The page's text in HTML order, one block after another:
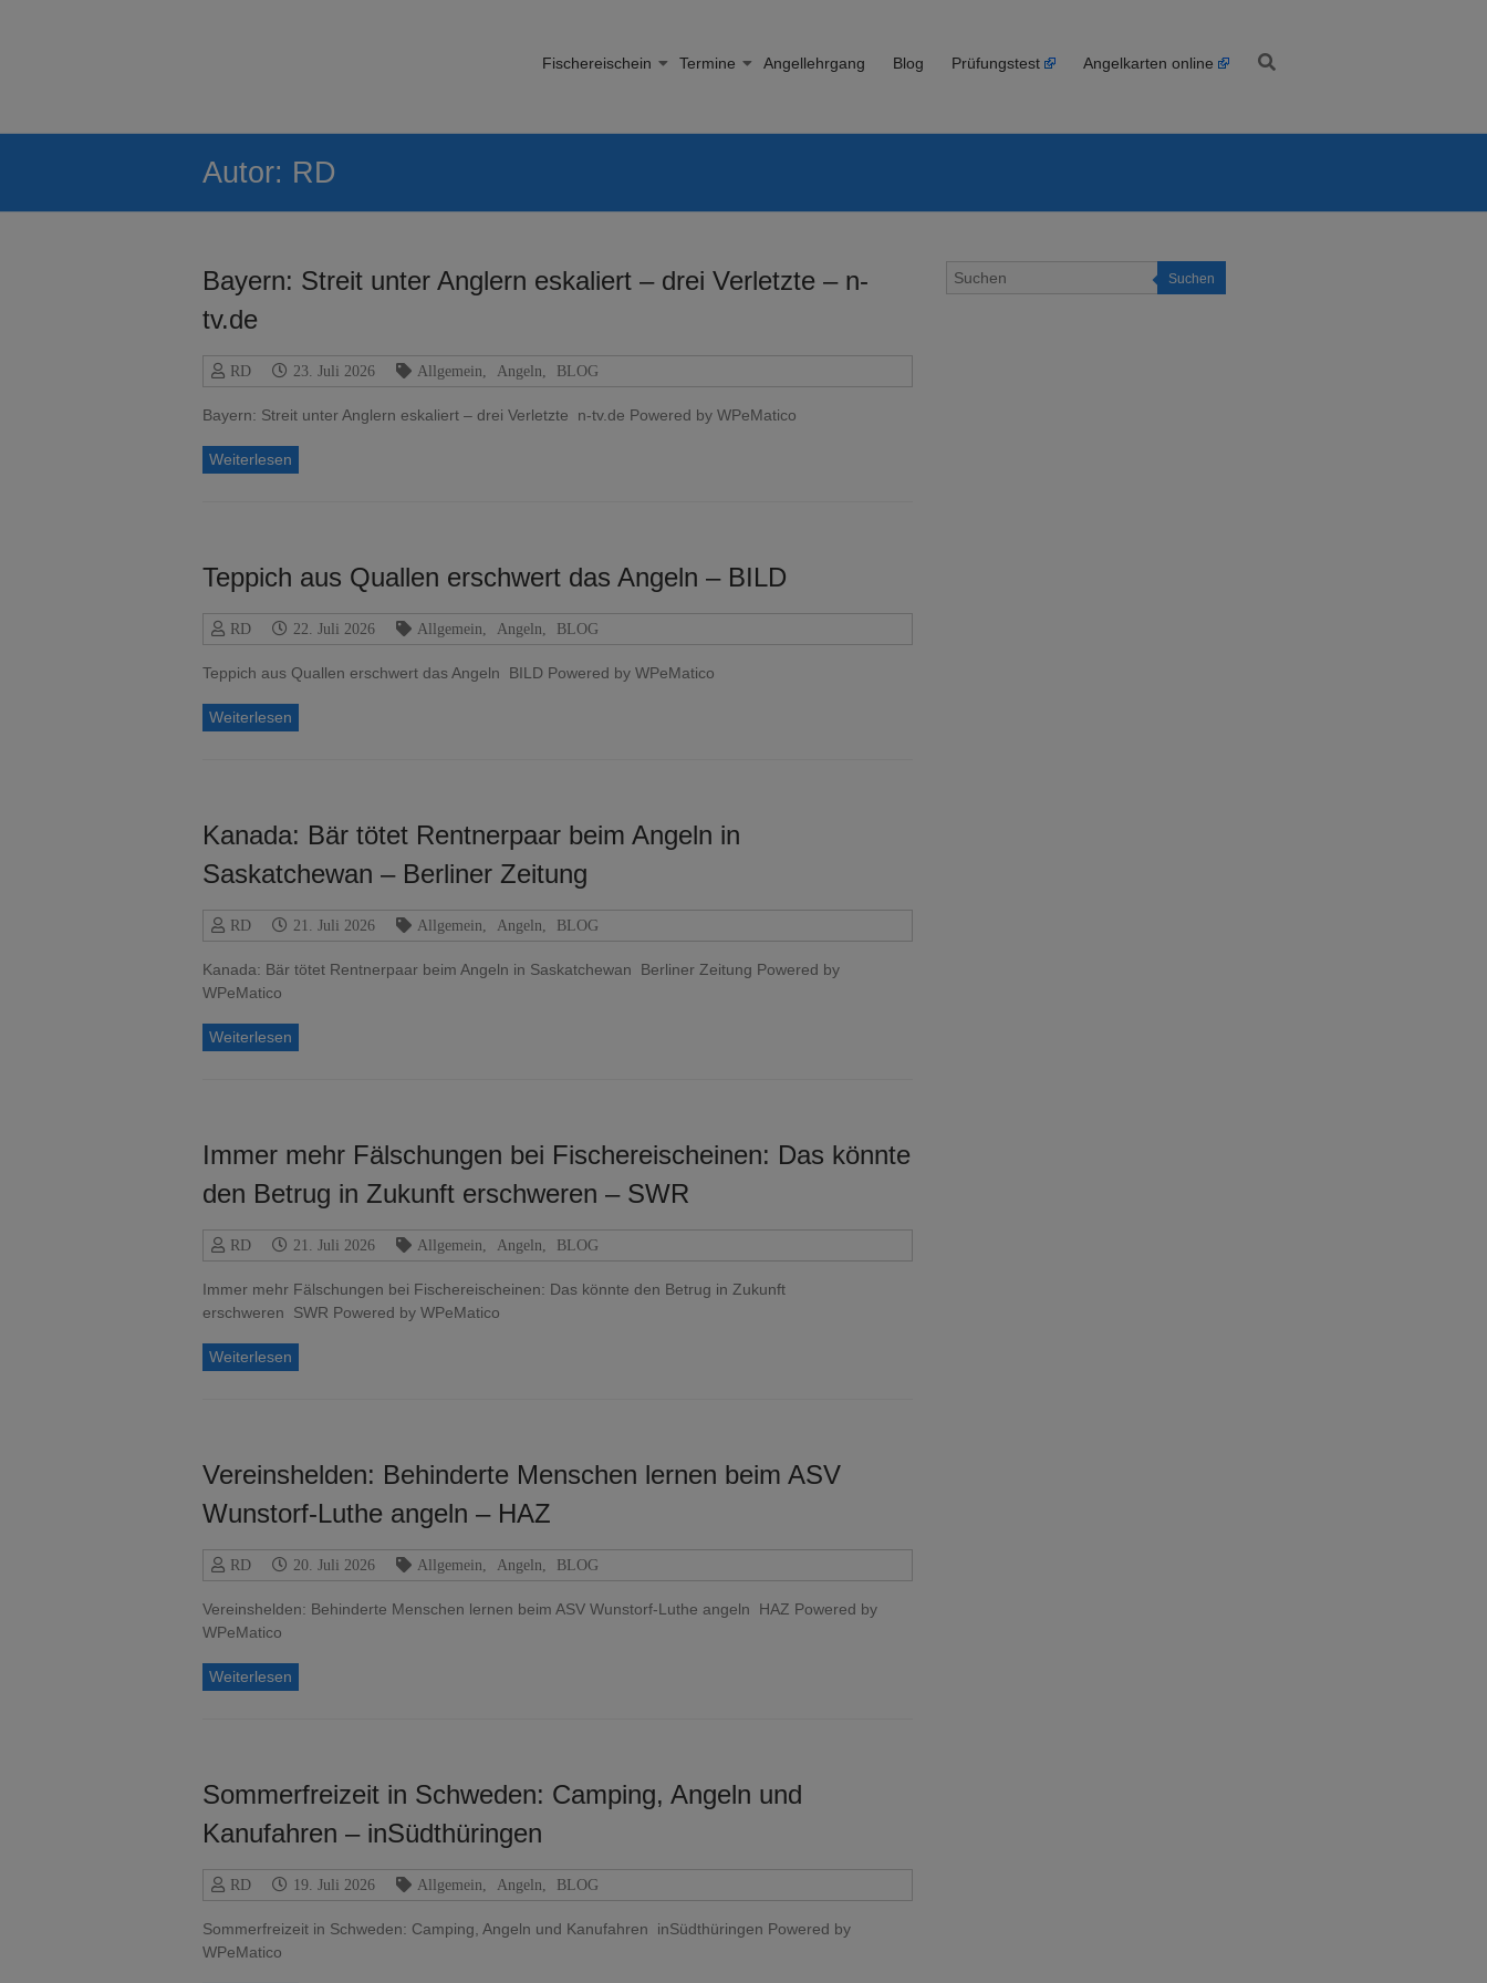
Prüfungstermine
für
den
Fischereischein Termine Angellehrgang Blog Prüfungstest Angelkarten online
Autor: RD
Bayern: Streit unter Anglern eskaliert – drei Verletzte – n-
tv.de
RD 23. Juli 2026 Allgemein Angeln BLOG
Bayern: Streit unter Anglern eskaliert – drei Verletzte n-tv.de Powered by WPeMatico
Weiterlesen
Teppich aus Quallen erschwert das Angeln – BILD
RD 22. Juli 2026 Allgemein Angeln BLOG
Teppich aus Quallen erschwert das Angeln BILD Powered by WPeMatico
Weiterlesen
Kanada: Bär tötet Rentnerpaar beim Angeln in
Saskatchewan – Berliner Zeitung
RD 21. Juli 2026 Allgemein Angeln BLOG
Kanada: Bär tötet Rentnerpaar beim Angeln in Saskatchewan Berliner Zeitung Powered by
WPeMatico
Weiterlesen
Immer mehr Fälschungen bei Fischereischeinen: Das könnte
den Betrug in Zukunft erschweren – SWR
RD 21. Juli 2026 Allgemein Angeln BLOG
Immer mehr Fälschungen bei Fischereischeinen: Das könnte den Betrug in Zukunft
erschweren SWR Powered by WPeMatico
Weiterlesen
Vereinshelden: Behinderte Menschen lernen beim ASV
Wunstorf-Luthe angeln – HAZ
RD 20. Juli 2026 Allgemein Angeln BLOG
Vereinshelden: Behinderte Menschen lernen beim ASV Wunstorf-Luthe angeln HAZ Powered by
WPeMatico
Weiterlesen
Sommerfreizeit in Schweden: Camping, Angeln und
Kanufahren – inSüdthüringen
RD 19. Juli 2026 Allgemein Angeln BLOG
Sommerfreizeit in Schweden: Camping, Angeln und Kanufahren inSüdthüringen Powered by
WPeMatico
Suchen